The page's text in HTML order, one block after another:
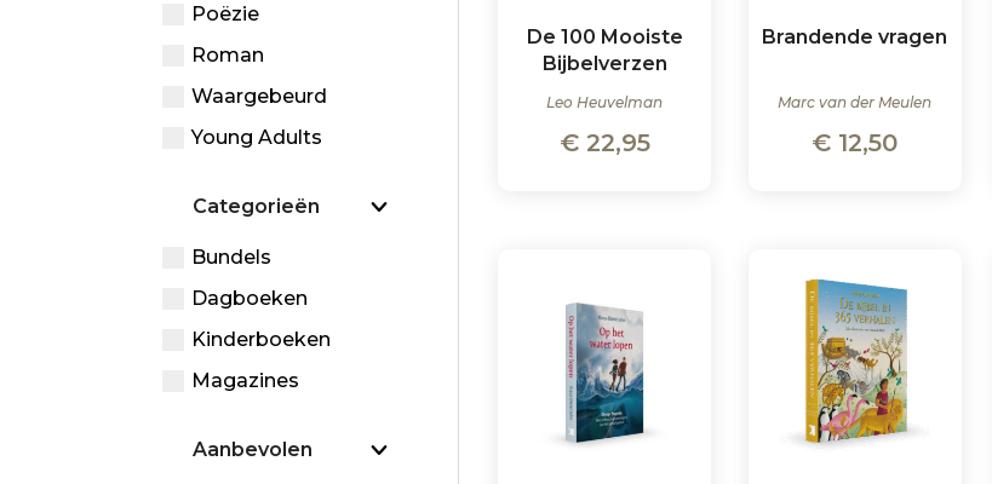
Poëzie
Roman
Waargebeurd
Young Adults
Categorieën
Bundels
Dagboeken
Kinderboeken
Magazines
Aanbevolen
De 100 Mooiste
Bijbelverzen
Leo Heuvelman
€22,95
Brandende vragen
Marc van der Meulen
€ 12,50